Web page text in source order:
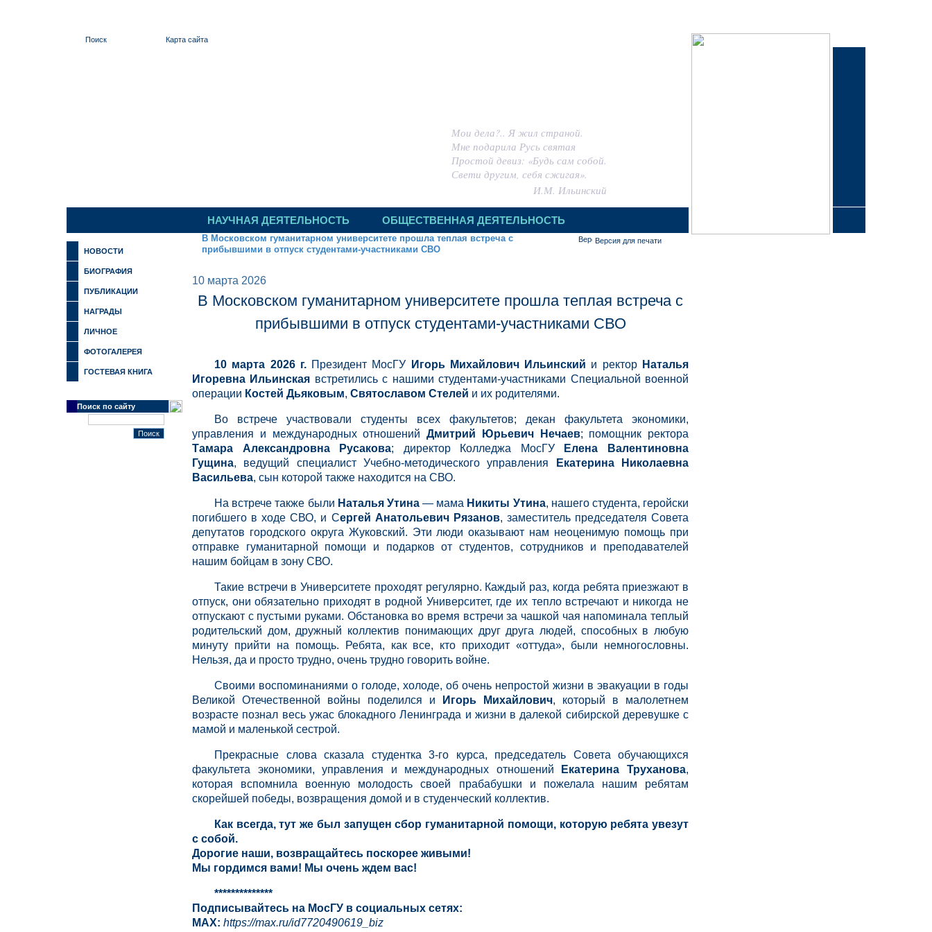
Поиск Карта сайта
Мои дела?.. Я жил страной.
Мне подарила Русь святая
Простой девиз: «Будь сам собой.
Свети другим, себя сжигая».
И.М. Ильинский
НАУЧНАЯ ДЕЯТЕЛЬНОСТЬ ОБЩЕСТВЕННАЯ ДЕЯТЕЛЬНОСТЬ
НОВОСТИ
БИОГРАФИЯ
ПУБЛИКАЦИИ
НАГРАДЫ
ЛИЧНОЕ
ФОТОГАЛЕРЕЯ
ГОСТЕВАЯ КНИГА
Поиск по сайту
В Московском гуманитарном университете прошла теплая встреча с
прибывшими в отпуск студентами-участниками СВО
Версия для печати
10 марта 2026
В Московском гуманитарном университете прошла теплая встреча с
прибывшими в отпуск студентами-участниками СВО
10 марта 2026 г. Президент МосГУ Игорь Михайлович Ильинский и ректор Наталья
Игоревна Ильинская встретились с нашими студентами-участниками Специальной военной
операции Костей Дьяковым, Святославом Стелей и их родителями.
Во встрече участвовали студенты всех факультетов; декан факультета экономики,
управления и международных отношений Дмитрий Юрьевич Нечаев; помощник ректора
Тамара Александровна Русакова; директор Колледжа МосГУ
Елена Валентиновна
Гущина, ведущий специалист Учебно-методического управления
Екатерина Николаевна
Васильева, сын которой также находится на СВО.
На встрече также были Наталья Утина— мама Никиты Утина, нашего студента, геройски
погибшего в ходе СВО, и Сергей Анатольевич Рязанов, заместитель председателя Совета
депутатов городского округа Жуковский. Эти люди оказывают нам неоценимую помощь при
отправке гуманитарной помощи и подарков от студентов, сотрудников и преподавателей
нашим бойцам в зону СВО.
Такие встречи в Университете проходят регулярно. Каждый раз, когда ребята приезжают в
отпуск, они обязательно приходят в родной Университет, где их тепло встречают и никогда не
отпускают с пустыми руками. Обстановка во время встречи за чашкой чая напоминала теплый
родительский дом, дружный коллектив понимающих друг друга людей, способных в любую
минуту прийти на помощь. Ребята, как все, кто приходит «оттуда», были немногословны.
Нельзя, да и просто трудно, очень трудно говорить войне.
Своими воспоминаниями о голоде, холоде, об очень непростой жизни в эвакуации в годы
Великой Отечественной войны поделился и
Игорь Михайлович, который в малолетнем
возрасте познал весь ужас блокадного Ленинграда и жизни в далекой сибирской деревушке с
мамой и маленькой сестрой.
Прекрасные слова сказала студентка 3-го курса, председатель Совета обучающихся
факультета экономики, управления и международных отношений
Екатерина Труханова,
которая вспомнила военную молодость своей прабабушки и пожелала нашим ребятам
скорейшей победы, возвращения домой и в студенческий коллектив.
Как всегда, тут же был запущен сбор гуманитарной помощи, которую ребята увезут
с собой.
Дорогие наши, возвращайтесь поскорее живыми!
Мы гордимся вами! Мы очень ждем вас!
**************
Подписывайтесь на МосГУ в социальных сетях:
MAX: https://max.ru/id7720490619_ biz